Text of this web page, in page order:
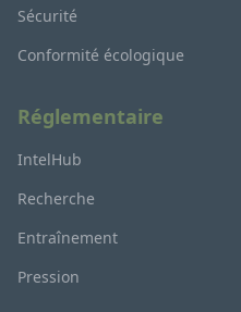
Sécurité
Conformité écologique
Réglementaire
IntelHub
Recherche
Entraînement
Pression